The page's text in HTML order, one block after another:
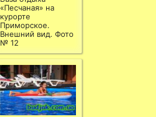
«Песчаная» на
курорте
Приморское.
Внешний вид. Фото
№ 12